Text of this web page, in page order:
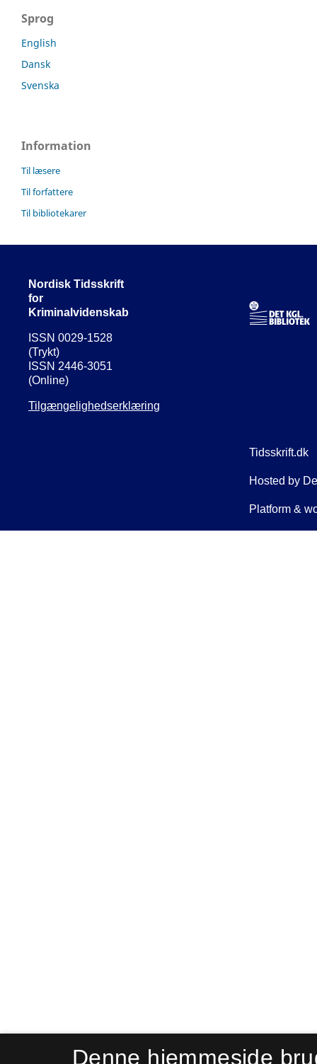
Sprog
English
Dansk
Svenska
Information
Til læsere
Til forfattere
Til bibliotekarer
Nordisk Tidsskrift
for
Kriminalvidenskab
ISSN 0029-1528
(Trykt)
ISSN 2446-3051
(Online)
Tilgængelighedserklæring
Denne hjemmeside